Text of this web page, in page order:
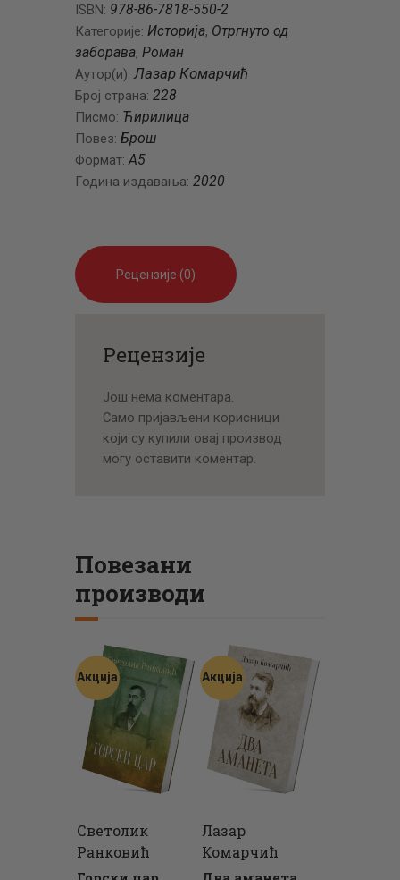
ISBN: 978-86-7818-550-2
Категорије: Историја, Отргнуто од
заборава, Роман
Аутор(и):Лазар Комарчић
Број страна: 228
Писмо: Ћирилица
Повез: Брош
Формат:A5
Година издавања: 2020
Рецензије (0)
Рецензије
Још нема коментара.
Само пријављени корисници
који су купили овај производ
могу оставити коментар.
Повезани
производи
Акција
Светолик
Ранковић
Акција
Лазар
Комарчић